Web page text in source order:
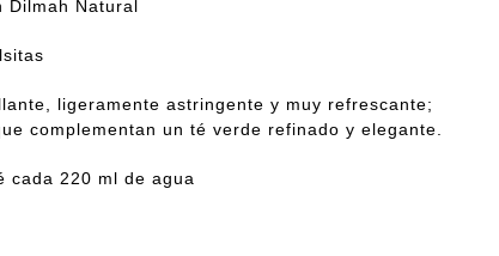
Dilmah Natural
ligeramente astringente y muy refrescante;
complementan un té verde refinado y elegante.
cada 220 ml de agua